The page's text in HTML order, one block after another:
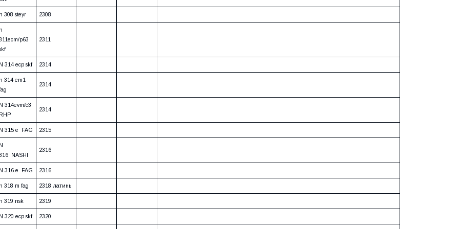
n 308 steyr 2308
n
p63
2311
N 314 ecp skf 2314
n 314 em1
2314
N 314evm/c3
RHP
2314
N 315 e FAG 2315
N
NASHI
2316
N 316 e FAG 2316
n 318 m fag 2318 латинь
n 319 nsk 2319
N 320 ecp skf 2320